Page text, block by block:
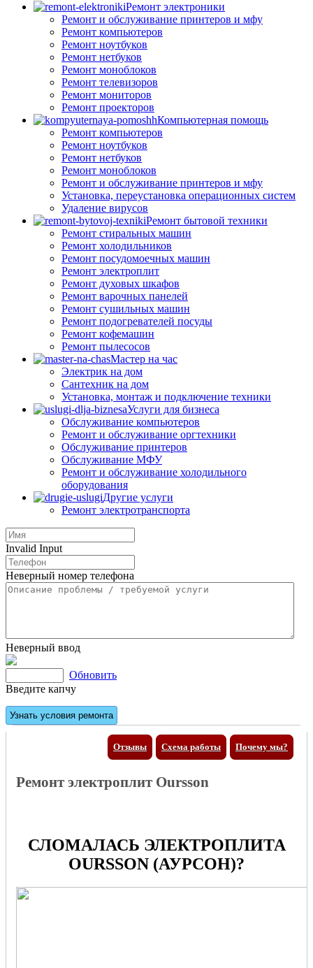
Ремонт электроники
Ремонт и обслуживание принтеров и мфу
Ремонт компьютеров
Ремонт ноутбуков
Ремонт нетбуков
Ремонт моноблоков
Ремонт телевизоров
Ремонт мониторов
Ремонт проекторов
Компьютерная помощь
Ремонт компьютеров
Ремонт ноутбуков
Ремонт нетбуков
Ремонт моноблоков
Ремонт и обслуживание принтеров и мфу
Установка, переустановка операционных систем
Удаление вирусов
Ремонт бытовой техники
Ремонт стиральных машин
Ремонт холодильников
Ремонт посудомоечных машин
Ремонт электроплит
Ремонт духовых шкафов
Ремонт варочных панелей
Ремонт сушильных машин
Ремонт подогревателей посуды
Ремонт кофемашин
Ремонт пылесосов
Мастер на час
Электрик на дом
Сантехник на дом
Установка, монтаж и подключение техники
Услуги для бизнеса
Обслуживание компьютеров
Ремонт и обслуживание оргтехники
Обслуживание принтеров
Обслуживание МФУ
Ремонт и обслуживание холодильного
оборудования
Другие услуги
Ремонт электротранспорта
Invalid Input
Неверный номер телефона
Неверный ввод
Обновить
Введите капчу
Отзывы Почему мы?
Схема работы
Ремонт электроплит Oursson
СЛОМАЛАСЬ ЭЛЕКТРОПЛИТА
OURSSON (АУРСОН)?